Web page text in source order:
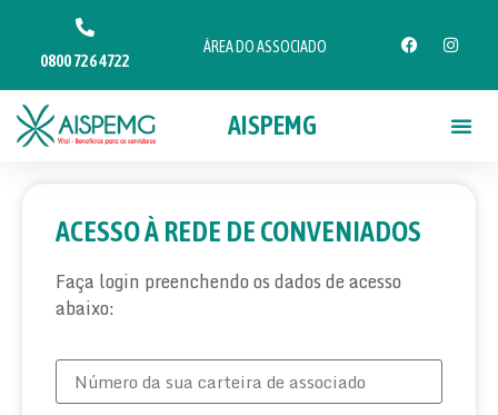
0800 726 4722
ÁREA DO ASSOCIADO
AISPEMG
ACESSO À REDE DE CONVENIADOS
Faça login preenchendo os dados de acesso
abaixo: